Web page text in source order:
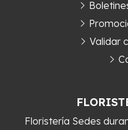
Floristería Sedes
Validar